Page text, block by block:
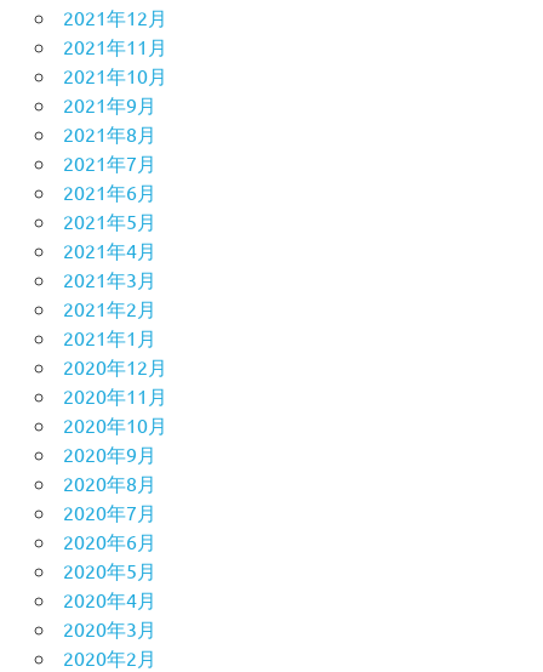
2021年12月
2021年11月
2021年10月
2021年9月
2021年8月
2021年7月
2021年6月
2021年5月
2021年4月
2021年3月
2021年2月
2021年1月
2020年12月
2020年11月
2020年10月
2020年9月
2020年8月
2020年7月
2020年6月
2020年5月
2020年4月
2020年3月
2020年2月